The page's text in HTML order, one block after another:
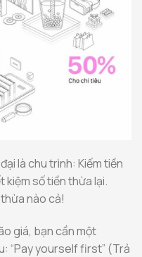
là chu trình: Kiếm tiền
số tiền thừa lại.
nào cả!
giá, bạn cần một
“Pay yourself first” (Trả